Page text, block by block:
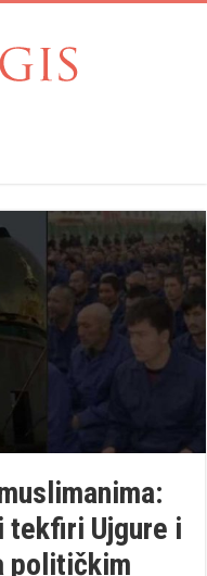
tekfiri Ujgure i
političkim